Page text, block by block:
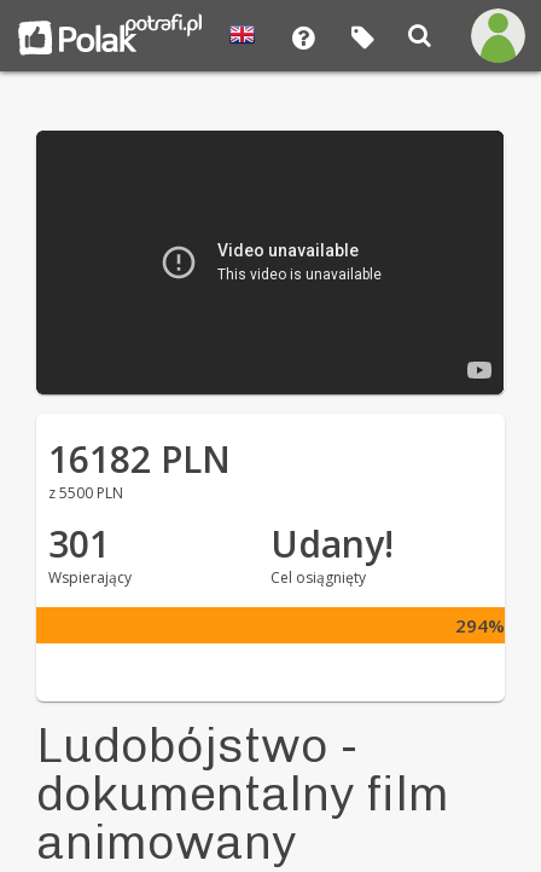
16182 PLN
z 5500 PLN
301
Wspierający
Udany!
Cel osiągnięty
294%
Ludobójstwo -
dokumentalny film
animowany